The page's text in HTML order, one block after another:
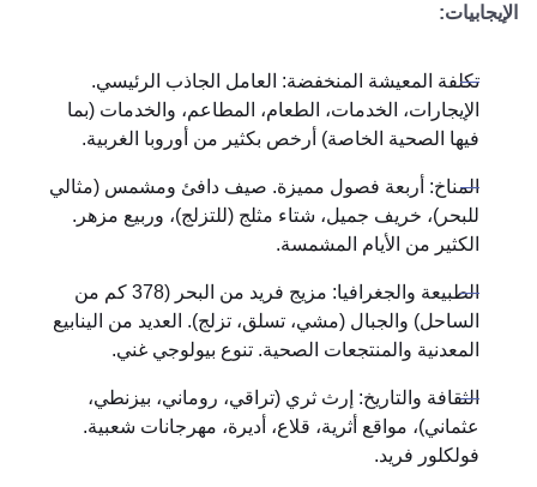
الإيجابيات:
تكلفة المعيشة المنخفضة: العامل الجاذب الرئيسي.
الإيجارات، الخدمات، الطعام، المطاعم، والخدمات (بما
فيها الصحية الخاصة) أرخص بكثير من أوروبا الغربية.
المناخ: أربعة فصول مميزة. صيف دافئ ومشمس (مثالي
للبحر)، خريف جميل، شتاء مثلج (للتزلج)، وربيع مزهر.
الكثير من الأيام المشمسة.
الطبيعة والجغرافيا: مزيج فريد من البحر (378 كم من
الساحل) والجبال (مشي، تسلق، تزلج). العديد من الينابيع
المعدنية والمنتجعات الصحية. تنوع بيولوجي غني.
الثقافة والتاريخ: إرث ثري (تراقي، روماني، بيزنطي،
عثماني)، مواقع أثرية، قلاع، أديرة، مهرجانات شعبية.
فولكلور فريد.